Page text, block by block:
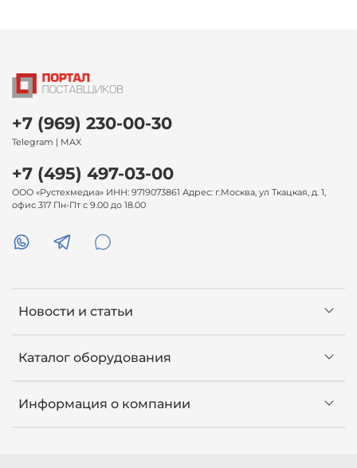
Новости и статьи
Каталог оборудования
Информация о компании
+7 (969) 230-00-30
Telegram | MAX
+7 (495) 497-03-00
ООО «Рустехмедиа» ИНН: 9719073861 Адрес: г.Москва, ул Ткацкая, д. 1,
офис 317 Пн-Пт с 9.00 до 18.00